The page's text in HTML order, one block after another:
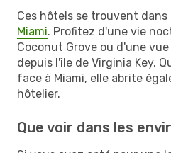
Ces hôtels se trouvent dans
Miami. Profitez d'une vie
Coconut Grove ou d'une
depuis l'île de Virginia Key.
face à Miami, elle abrite
hôtelier.
Que voir dans les